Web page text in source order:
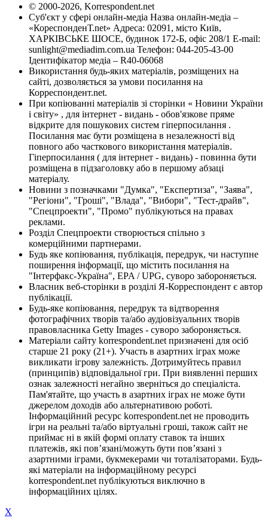
© 2000-2026, Korrespondent.net
Суб'єкт у сфері онлайн-медіа Назва онлайн-медіа –
«КореспонденТ.net» Адреса: 02091, місто Київ,
ХАРКІВСЬКЕ ШОСЕ, будинок 172-Б, офіс 208/1 E-mail:
sunlight@mediadim.com.ua Телефон: 044-205-43-00
Ідентифікатор медіа – R40-06068
Використання будь-яких матеріалів, розміщених на
сайті, дозволяється за умови посилання на
Корреспондент.net.
При копіюванні матеріалів зі сторінки « Новини України
і світу» , для інтернет - видань - обов'язкове пряме
відкрите для пошукових систем гіперпосилання .
Посилання має бути розміщена в незалежності від
повного або часткового використання матеріалів.
Гіперпосилання ( для інтернет - видань) - повинна бути
розміщена в підзаголовку або в першому абзаці
матеріалу.
Новини з позначками "Думка", "Експертиза", "Заява",
"Регіони", "Гроші", "Влада", "Вибори", "Тест-драйв",
"Спецпроекти", "Промо" публікуються на правах
реклами.
Розділ Спецпроекти створюється спільно з
комерційними партнерами.
Будь яке копіювання, публікація, передрук, чи наступне
поширення інформації, що містить посилання на
"Інтерфакс-Україна", EPA / UPG, суворо забороняється.
Власник веб-сторінки в розділі Я-Корреспондент є автор
публікації.
Будь-яке копіювання, передрук та відтворення
фотографічних творів та/або аудіовізуальних творів
правовласника Getty Images - суворо забороняється.
Матеріали сайту korrespondent.net призначені для осіб
старше 21 року (21+). Участь в азартних іграх може
викликати ігрову залежність. Дотримуйтесь правил
(принципів) відповідальної гри. При виявленні перших
ознак залежності негайно зверніться до спеціаліста.
Пам'ятайте, що участь в азартних іграх не може бути
джерелом доходів або альтернативою роботі.
Інформаційний ресурс korrespondent.net не проводить
ігри на реальні та/або віртуальні гроші, також сайт не
приймає ні в якій формі оплату ставок та інших
платежів, які пов’язані/можуть бути пов’язані з
азартними іграми, букмекерами чи тоталізаторами. Будь-
які матеріали на інформаційному ресурсі
korrespondent.net публікуються виключно в
інформаційних цілях.
X